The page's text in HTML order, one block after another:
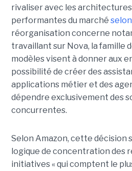
rivaliser avec les architectures
performantes du marché
réorganisation concerne
travaillant sur Nova, la famille
modèles visent à donner aux
possibilité de créer des
applications métier et des
dépendre exclusivement des
concurrentes.
Selon Amazon, cette décision
logique de concentration des
initiatives « qui comptent le